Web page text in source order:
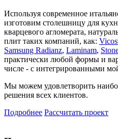
Используя современное
изготовим столешницу для
кварцевого агломерата,
плит таких компаний, как:
Samsung Radianz, Laminam,
практически любой формы и
числе - с интегрированными
Мы можем удовлетворить
решения всех клиентов.
Подробнее Рассчитать проект